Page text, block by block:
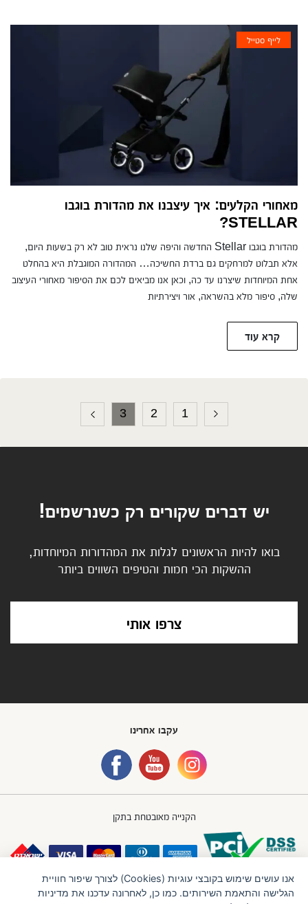
לייף סטייל
מאחורי הקלעים: איך עיצבנו את מהדורת בוגבו
STELLAR?
מהדורת בוגבו Stellar החדשה והיפה שלנו נראית טוב לא רק בשעות היום,
אלא תבלוט למרחקים גם ברדת החשיכה… המהדורה המוגבלת היא בהחלט
אחת המיוחדות שיצרנו עד כה, וכאן אנו מביאים לכם את הסיפור מאחורי העיצוב
שלה, סיפור מלא בהשראה, אור ויצירתיות
קרא עוד
1
2
3
יש דברים שקורים רק כשנרשמים!
בואו להיות הראשונים לגלות את המהדורות המיוחדות,
ההשקות הכי חמות והטיפים השווים ביותר
צרפו אותי
עקבו אחרינו
הקנייה מאובטחת בתקן
אנו עושים שימוש בקובצי עוגיות (Cookies) לצורך שיפור חוויית
הגלישה והתאמת השירותים. כמו כן, לאחרונה עדכנו את מדיניות